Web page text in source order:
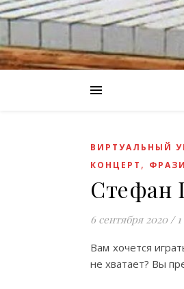
ВИРТУАЛЬНЫЙ
КОНЦЕРТ ,
Стефан
6 сентября 2020 /
Вам хочется
не хватает? Вы